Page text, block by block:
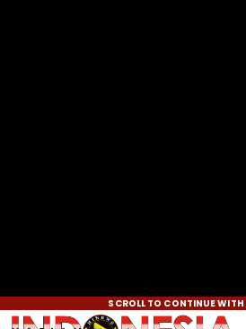
SCROLL TO CONTINUE